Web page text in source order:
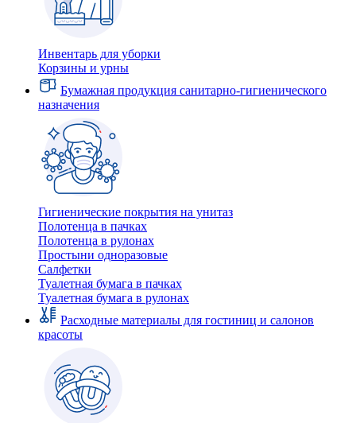
Инвентарь для уборки
Корзины и урны
Бумажная продукция санитарно-гигиенического
назначения
Гигиенические покрытия на унитаз
Полотенца в пачках
Полотенца в рулонах
Простыни одноразовые
Салфетки
Туалетная бумага в пачках
Туалетная бумага в рулонах
Расходные материалы для гостиниц и салонов
красоты